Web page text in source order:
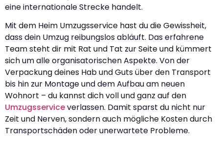
eine internationale Strecke handelt.
Mit dem Heim Umzugsservice hast du die Gewissheit,
dass dein Umzug reibungslos abläuft. Das erfahrene
Team steht dir mit Rat und Tat zur Seite und kümmert
sich um alle organisatorischen Aspekte. Von der
Verpackung deines Hab und Guts über den Transport
bis hin zur Montage und dem Aufbau am neuen
Wohnort – du kannst dich voll und ganz auf den
Umzugsserviceverlassen. Damit sparst du nicht nur
Zeit und Nerven, sondern auch mögliche Kosten durch
Transportschäden oder unerwartete Probleme.